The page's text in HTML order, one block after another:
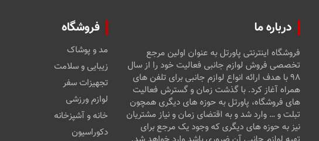
درباره ما
فروشگاه اینترنتی پاورتل به عنوان اولین مرجع
تخصصی فروش لوازم جانبی فعالیت خود را از سال
۹۸ با هدف ارائه انواع لوازم جانبی برای تلفن های
همراه آغاز کرد. با گذشت زمان و گسترش فعالیت
های فروشگاه، پاورتل به حوزه های دیگری همچون
تبلت و … وارد شد و به اقتضای زمان و نیاز مشتریان
نیز به حوزه های دیگری که وجود یک مرجع برای
فروشگاه
مد و پوشاک
زیبایی و سلامت
تجهیزات سفر
لوازم ورزشی
خانه و آشپزخانه
دکوراسیون